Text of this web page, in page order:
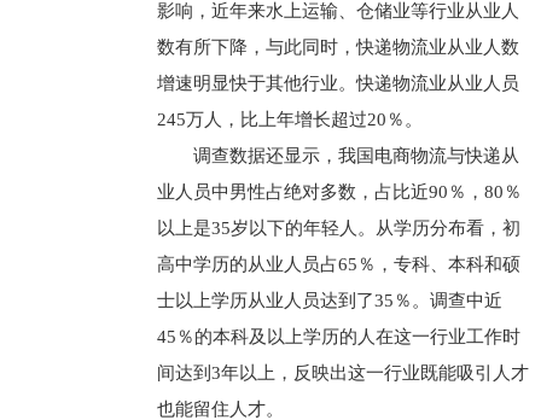
影响，近年来水上运输、仓储业等行业从业人
数有所下降，与此同时，快递物流业从业人数
增速明显快于其他行业。快递物流业从业人员
245万人，比上年增长超过20％。
调查数据还显示，我国电商物流与快递从
业人员中男性占绝对多数，占比近90％，80％
以上是35岁以下的年轻人。从学历分布看，初
高中学历的从业人员占65％，专科、本科和硕
士以上学历从业人员达到了35％。调查中近
45％的本科及以上学历的人在这一行业工作时
间达到3年以上，反映出这一行业既能吸引人才
也能留住人才。